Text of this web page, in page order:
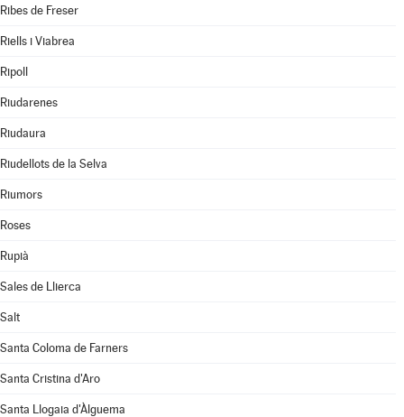
Ribes de Freser
Riells i Viabrea
Ripoll
Riudarenes
Riudaura
Riudellots de la Selva
Riumors
Roses
Rupià
Sales de Llierca
Salt
Santa Coloma de Farners
Santa Cristina d'Aro
Santa Llogaia d'Àlguema